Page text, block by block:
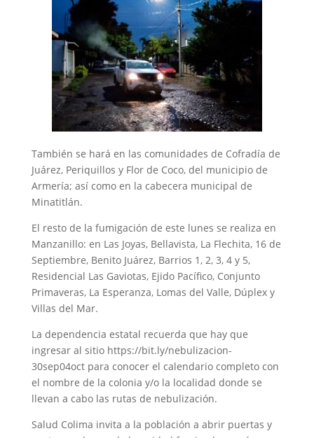
También se hará en las comunidades de Cofradía de
Juárez, Periquillos y Flor de Coco, del municipio de
Armería; así como en la cabecera municipal de
Minatitlán.
El resto de la fumigación de este lunes se realiza en
Manzanillo: en Las Joyas, Bellavista, La Flechita, 16 de
Septiembre, Benito Juárez, Barrios 1, 2, 3, 4 y 5,
Residencial Las Gaviotas, Ejido Pacífico, Conjunto
Primaveras, La Esperanza, Lomas del Valle, Dúplex y
Villas del Mar.
La dependencia estatal recuerda que hay que
ingresar al sitio https://bit.ly/nebulizacion-
30sep04oct para conocer el calendario completo con
el nombre de la colonia y/o la localidad donde se
llevan a cabo las rutas de nebulización.
Salud Colima invita a la población a abrir puertas y